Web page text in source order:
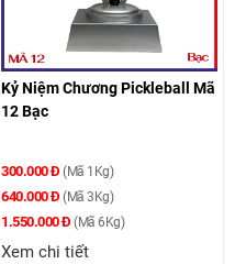
Kỷ Niệm Chương Pickleball Mã
12 Bạc
300.000 Đ (Mã 1Kg)
640.000 Đ (Mã 3Kg)
1.550.000 Đ (Mã 6Kg)
Xem chi tiết